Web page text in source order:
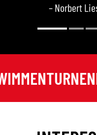
– Norbert
TURNEN